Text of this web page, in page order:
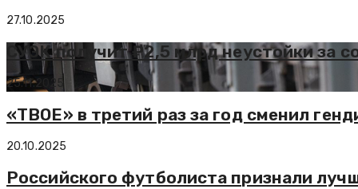
27.10.2025
СУЭК получит ₽2,5 млрд неустойки за
25.11.2025
«ТВОЕ» в третий раз за год сменил
20.10.2025
Российского футболиста признали